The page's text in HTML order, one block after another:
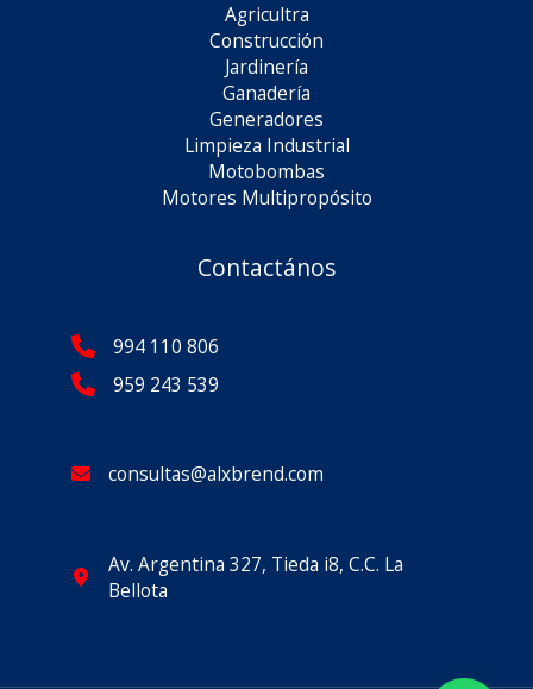
Agricultra
Construcción
Jardinería
Ganadería
Generadores
Limpieza Industrial
Motobombas
Motores Multipropósito
Contactános
994 110 806
959 243 539
consultas@alxbrend.com
Av. Argentina 327, Tieda i8, C.C. La
Bellota